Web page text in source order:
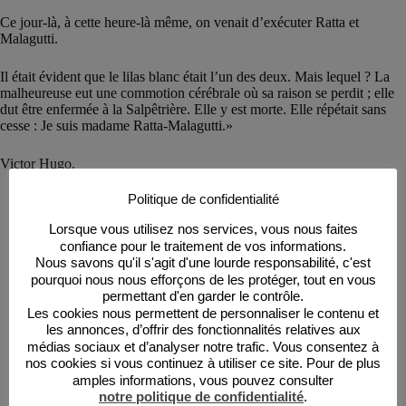
Ce jour-là, à cette heure-là même, on venait d’exécuter Ratta et
Malagutti.
Il était évident que le lilas blanc était l’un des deux. Mais lequel ? La
malheureuse eut une commotion cérébrale où sa raison se perdit ; elle
dut être enfermée à la Salpêtrière. Elle y est morte. Elle répétait sans
cesse : Je suis madame Ratta-Malagutti.»
Victor Hugo.
Pour ne rien manquer de mes prochains articles, inscrivez-
vous à la newsletter !
Votre prénom ou pseudo
Email
Politique de confidentialité
Lorsque vous utilisez nos services, vous nous faites
confiance pour le traitement de vos informations.
Nous savons qu'il s'agit d'une lourde responsabilité, c'est
pourquoi nous nous efforçons de les protéger, tout en vous
permettant d'en garder le contrôle.
Les cookies nous permettent de personnaliser le contenu et
les annonces, d’offrir des fonctionnalités relatives aux
médias sociaux et d’analyser notre trafic. Vous consentez à
nos cookies si vous continuez à utiliser ce site. Pour de plus
amples informations, vous pouvez consulter
notre politique de confidentialité.